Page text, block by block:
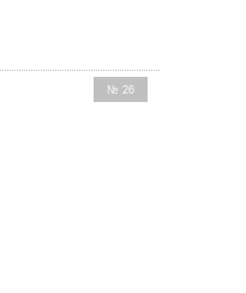
№ 26